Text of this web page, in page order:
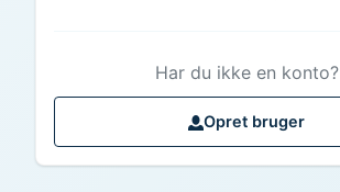
Har du ikke en konto?
Opret bruger